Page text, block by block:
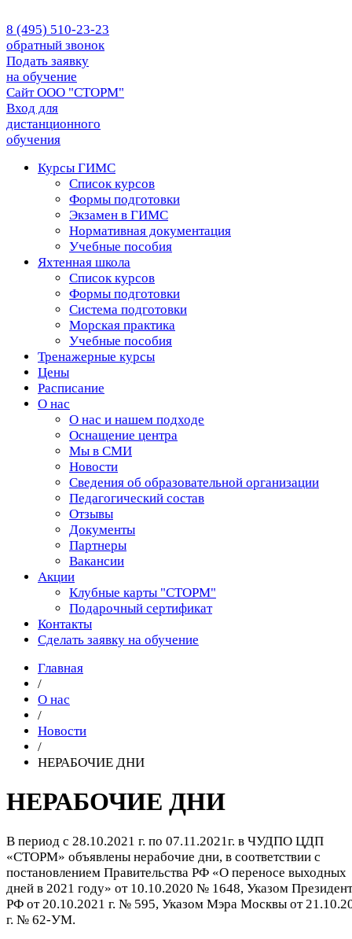
8 (495) 510-23-23
обратный звонок
Подать заявку
на обучение
Сайт ООО "СТОРМ"
Вход для
дистанционного
обучения
Курсы ГИМС
Список курсов
Формы подготовки
Экзамен в ГИМС
Нормативная документация
Учебные пособия
Яхтенная школа
Список курсов
Формы подготовки
Cистема подготовки
Морская практика
Учебные пособия
Тренажерные курсы
Цены
Расписание
О нас
О нас и нашем подходе
Оснащение центра
Мы в СМИ
Новости
Сведения об образовательной организации
Педагогический состав
Отзывы
Документы
Партнеры
Вакансии
Акции
Клубные карты "СТОРМ"
Подарочный сертификат
Контакты
Сделать заявку на обучение
Главная
/
О нас
/
Новости
/
НЕРАБОЧИЕ ДНИ
НЕРАБОЧИЕ ДНИ
В период с 28.10.2021 г. по 07.11.2021г. в ЧУДПО ЦДП
«СТОРМ» объявлены нерабочие дни, в соответствии с
постановлением Правительства РФ «О переносе выходных
дней в 2021 году» от 10.10.2020 № 1648, Указом
РФ от 20.10.2021 г. № 595, Указом Мэра Москвы от
г. № 62-УМ.